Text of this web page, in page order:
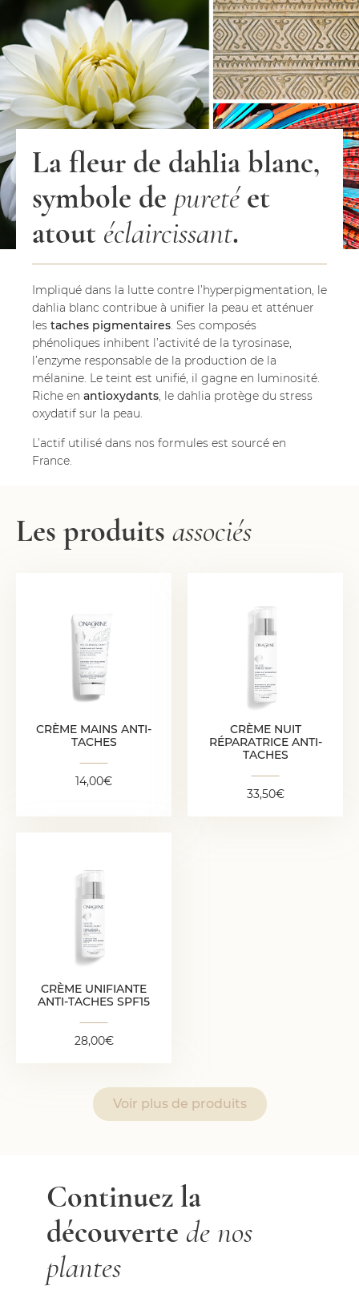
La fleur de dahlia blanc,
symbole de puretéet
atout éclaircissant.
Impliqué dans la lutte contre l’hyperpigmentation, le
dahlia blanc contribue à unifier la peau et atténuer
les taches pigmentaires. Ses composés
phénoliques inhibent l’activité de la tyrosinase,
l’enzyme responsable de la production de la
mélanine. Le teint est unifié, il gagne en luminosité.
Riche en antioxydants, le dahlia protège du stress
oxydatif sur la peau.
L’actif utilisé dans nos formules est sourcé en
France.
Les produits associés
CRÈME MAINS ANTI-
TACHES
14,00€
CRÈME MAINS ANTI-
TACHES
14,00€
CRÈME NUIT
RÉPARATRICE ANTI-
TACHES
33,50€
CRÈME NUIT
RÉPARATRICE ANTI-
TACHES
33,50€
CRÈME UNIFIANTE
ANTI-TACHES SPF15
28,00€
CRÈME UNIFIANTE
ANTI-TACHES SPF15
28,00
Voir plus de produits
Continuez la
découverte de nos
plantes